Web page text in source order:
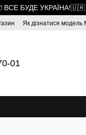
ВСЕ БУДЕ УКРАЇНА!🇺🇦
Як дізнатися модель
01